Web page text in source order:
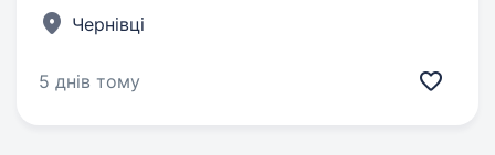
Чернівці
5 днів тому